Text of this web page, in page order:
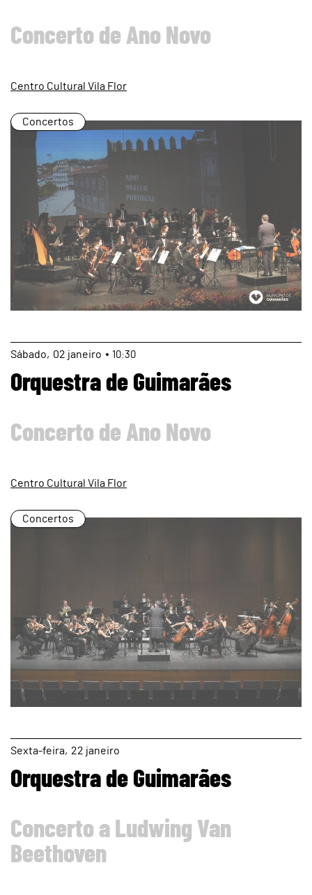
Concerto de Ano Novo
Centro Cultural Vila Flor
Concertos
page
02 janeiro
Sábado 10:30
Orquestra de Guimarães
Concerto de Ano Novo
Centro Cultural Vila Flor
Concertos
page
22 janeiro
Sexta
Orquestra de Guimarães
Concerto a Ludwing Van
Beethoven